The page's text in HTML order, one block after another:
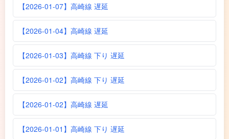
【2026-01-07】高崎線 遅延
【2026-01-04】高崎線 遅延
【2026-01-03】高崎線 下り 遅延
【2026-01-02】高崎線 下り 遅延
【2026-01-02】高崎線 遅延
【2026-01-01】高崎線 下り 遅延